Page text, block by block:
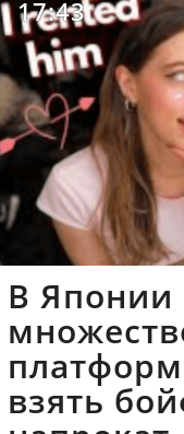
17:43
В Японии
взять